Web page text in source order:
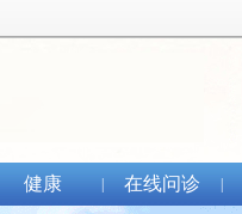
健康 在线问诊